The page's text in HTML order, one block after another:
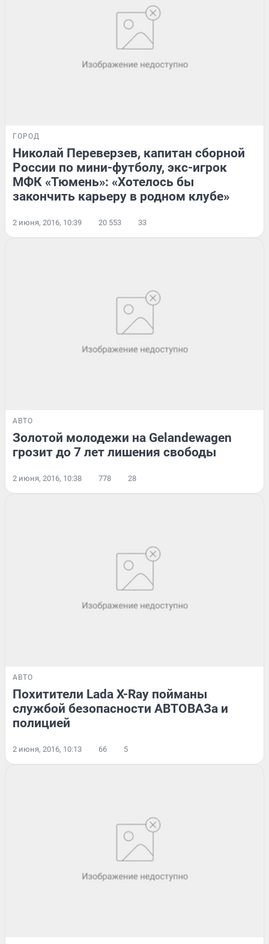
ГОРОД
Николай Переверзев, капитан сборной
России по мини-футболу, экс-игрок
МФК «Тюмень»: «Хотелось бы
закончить карьеру в родном клубе»
2 июня, 2016, 10:39 20 553 33
АВТО
Золотой молодежи на Gelandewagen
грозит до 7 лет лишения свободы
2 июня, 2016, 10:38 778 28
АВТО
Похитители Lada X-Ray пойманы
службой безопасности АВТОВАЗа и
полицией
2 июня, 2016, 10:13 66 5